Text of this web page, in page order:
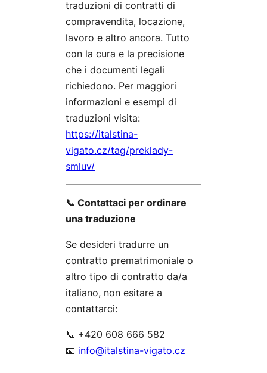
traduzioni di contratti di
compravendita, locazione,
lavoro e altro ancora. Tutto
con la cura e la precisione
che i documenti legali
richiedono. Per maggiori
informazioni e esempi di
traduzioni visita:
https://italstina-
vigato.cz/tag/preklady-
smluv/
📞 Contattaci per ordinare
una traduzione
Se desideri tradurre un
contratto prematrimoniale o
altro tipo di contratto da/a
italiano, non esitare a
contattarci:
📞 +420 608 666 582
📧 info@italstina-vigato.cz